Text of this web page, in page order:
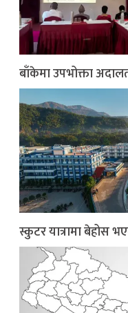
बाँकेमा उपभोक्ता
स्कुटर यात्रामा बेहोस